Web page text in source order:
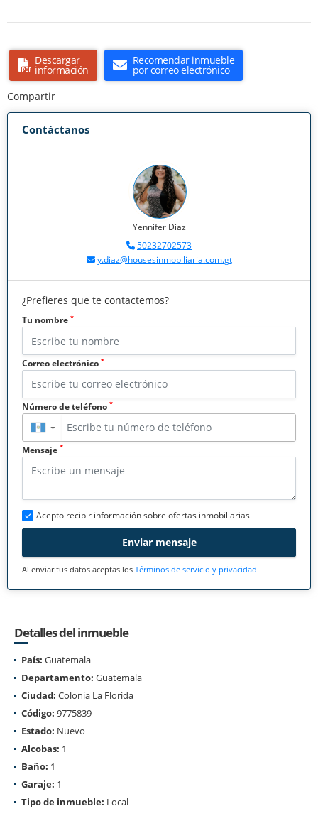
Descargar
información
Recomendar inmueble
por correo electrónico
Compartir
Contáctanos
Yennifer Diaz
50232702573
y.diaz@housesinmobiliaria.com.gt
¿Prefieres que te contactemos?
Tu nombre *
Correo electrónico *
Número de teléfono *
▼
Mensaje *
Acepto recibir información sobre ofertas inmobiliarias
Enviar mensaje
Al enviar tus datos aceptas los Términos de servicio y privacidad
Detalles del inmueble
País: Guatemala
Departamento: Guatemala
Ciudad: Colonia La Florida
Código: 9775839
Estado: Nuevo
Alcobas: 1
Baño: 1
Garaje: 1
Tipo de inmueble: Local